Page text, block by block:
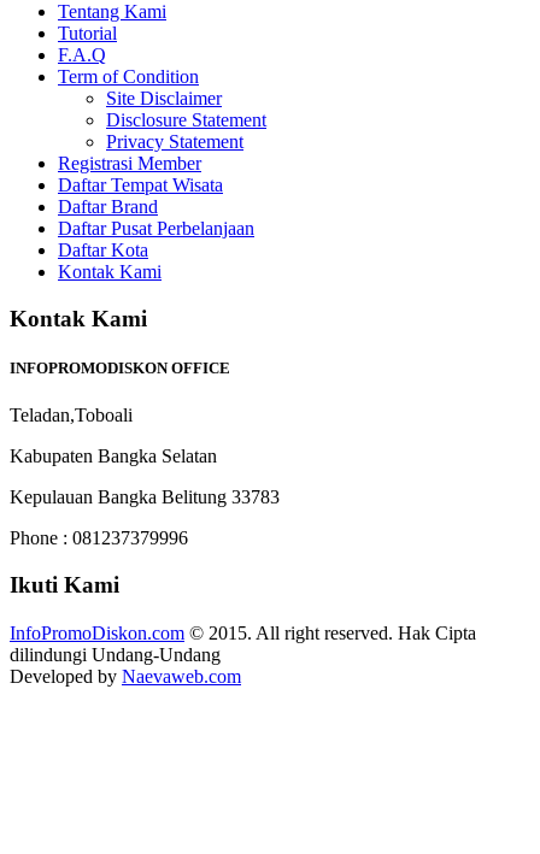
Tentang Kami
Tutorial
F.A.Q
Term of Condition
Site Disclaimer
Disclosure Statement
Privacy Statement
Registrasi Member
Daftar Tempat Wisata
Daftar Brand
Daftar Pusat Perbelanjaan
Daftar Kota
Kontak Kami
Kontak Kami
INFOPROMODISKON OFFICE
Teladan,Toboali
Kabupaten Bangka Selatan
Kepulauan Bangka Belitung 33783
Phone : 081237379996
Ikuti Kami
InfoPromoDiskon.com © 2015. All right reserved. Hak Cipta
dilindungi Undang-Undang
Developed by Naevaweb.com